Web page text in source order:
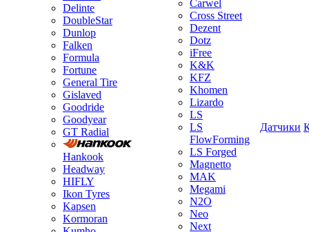
Delinte
DoubleStar
Dunlop
Falken
Formula
Fortune
General Tire
Gislaved
Goodride
Goodyear
GT Radial
Hankook
Headway
HIFLY
Ikon Tyres
Kapsen
Kormoran
Carwel
Cross Street
Dezent
Dotz
iFree
K&K
KFZ
Khomen
Lizardo
LS
LS
FlowForming
LS Forged
Magnetto
MAK
Megami
N2O
Neo
Next
Датчики